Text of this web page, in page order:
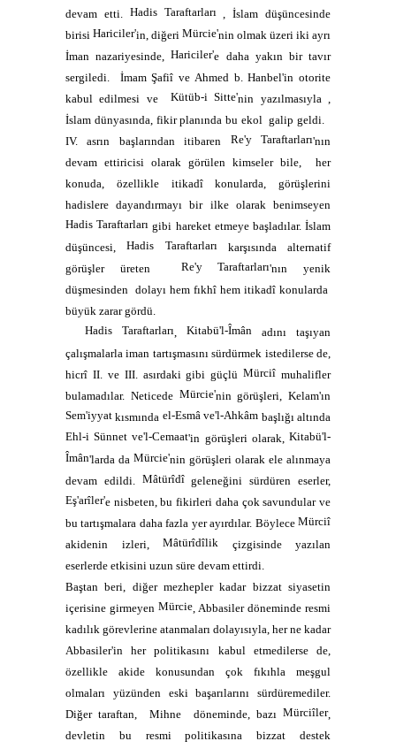
devam etti. Hadis Taraftarları, İslam düşüncesinde
birisi Hariciler'in, diğeri Mürcie'nin olmak üzeri iki ayrı
İman nazariyesinde,Hariciler'e daha yakın bir tavır
sergiledi.
İmam Şafiî ve Ahmed b. Hanbel'in otorite
kabul edilmesi ve
Kütüb-i Sitte'nin yazılmasıyla ,
İslam dünyasında, fikir planında bu ekol galip geldi.
IV. asrın başlarından itibaren Re'y Taraftarları'nın
devam ettiricisi olarak görülen kimseler bile,
her
konuda, özellikle itikadî konularda, görüşlerini
hadislere dayandırmayı bir ilke olarak benimseyen
Hadis Taraftarları gibi hareket etmeye başladılar. İslam
düşüncesi,Hadis Taraftarlarıkarşısında alternatif
görüşler üreten
Re'y Taraftarları'nın yenik
düşmesinden dolayı hem fıkhî hem itikadî konularda
büyük zarar gördü.
Hadis Taraftarları, Kitabü'l-Îmân adını taşıyan
çalışmalarla iman tartışmasını sürdürmek istedilerse de,
hicrî II. ve III. asırdaki gibi güçlüMürciî muhalifler
bulamadılar. Neticede Mürcie'nin görüşleri, Kelam'ın
Sem'iyyat kısmında el-Esmâ ve'l-Ahkâm başlığı altında
Ehl-i Sünnet ve'l-Cemaat'in görüşleri olarak,Kitabü'l-
Îmân'larda da Mürcie'nin görüşleri olarak ele alınmaya
devam edildi. Mâtürîdîgeleneğini sürdüren eserler,
Eş'arîler'e nisbeten, bu fikirleri daha çok savundular ve
bu tartışmalara daha fazla yer ayırdılar. Böylece Mürciî
akidenin izleri, Mâtürîdîlik çizgisinde yazılan
eserlerde etkisini uzun süre devam ettirdi.
Baştan beri, diğer mezhepler kadar bizzat siyasetin
içerisine girmeyen Mürcie, Abbasiler döneminde resmi
kadılık görevlerine atanmaları dolayısıyla, her ne kadar
Abbasiler'in her politikasını kabul etmedilerse de,
özellikle akide konusundan çok fıkıhla meşgul
olmaları yüzünden eski başarılarını sürdüremediler.
Diğer taraftan,
Mihne döneminde, bazı Mürciîler,
devletin bu resmi politikasına bizzat destek